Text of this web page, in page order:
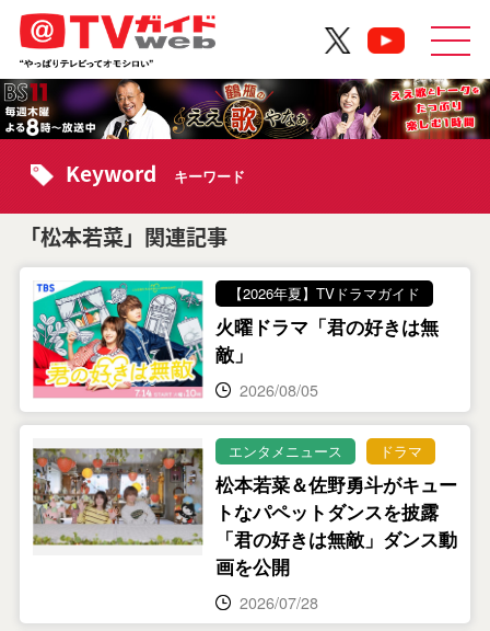
Keyword キーワード
「松本若菜」関連記事
【2026年夏】TVドラマガイド
火曜ドラマ「君の好きは無
敵」
2026/08/05
エンタメニュース ドラマ
松本若菜＆佐野勇斗がキュー
トなパペットダンスを披露
「君の好きは無敵」ダンス動
画を公開
2026/07/28